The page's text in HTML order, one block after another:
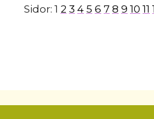
Sidor: 1 2 3 4 5 6 7 8 9 10 11